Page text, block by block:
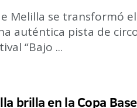
Melilla se transformó
auténtica pista de
“Bajo ...
brilla en la Copa